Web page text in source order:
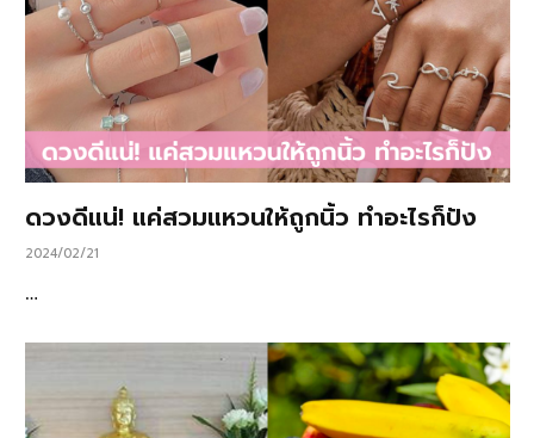
ดวงดีแน่! แค่สวมแหวนให้ถูกนิ้ว ทำอะไรก็ปัง
2024/02/21
…